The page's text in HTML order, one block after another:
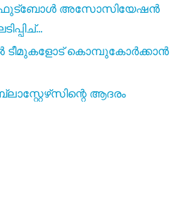
ഫുട്‍ബോൾ അസോസിയേഷൻ
കൊമ്പുകോർക്കാൻ
ആദരം